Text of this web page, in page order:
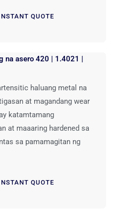
QUOTE
na asero 420 | 1.4021 |
haluang metal na
at magandang wear
katamtamang
at maaaring hardened sa
sa pamamagitan ng
QUOTE